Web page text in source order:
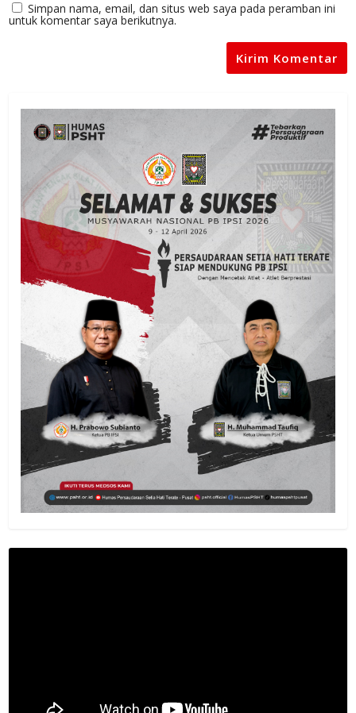
Simpan nama, email, dan situs web saya pada peramban ini
untuk komentar saya berikutnya.